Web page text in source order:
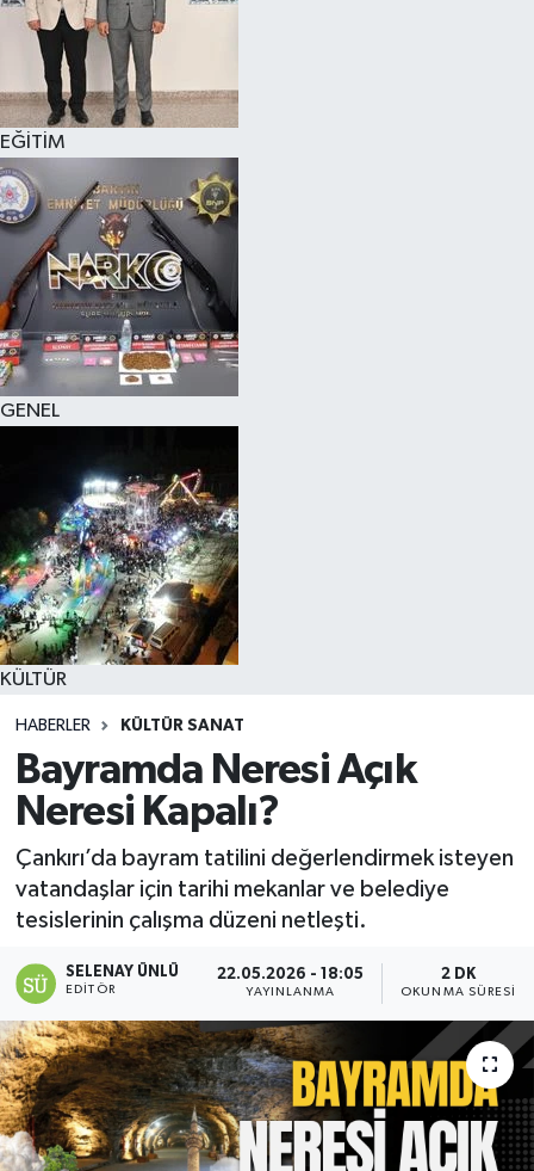
EĞİTİM
GENEL
KÜLTÜR
HABERLER KÜLTÜR SANAT
Bayramda Neresi Açık
Neresi Kapalı?
Çankırı’da bayram tatilini değerlendirmek isteyen
vatandaşlar için tarihi mekanlar ve belediye
tesislerinin çalışma düzeni netleşti.
SELENAY ÜNLÜ
EDITÖR
22.05.2026 - 18:05
YAYINLANMA
2 DK
OKUNMA SÜRESI
KÜLTÜR SANAT
MAGAZİN
SAĞLIK
SİYASET
SPOR
TEKNOLOJİ
YAŞAM